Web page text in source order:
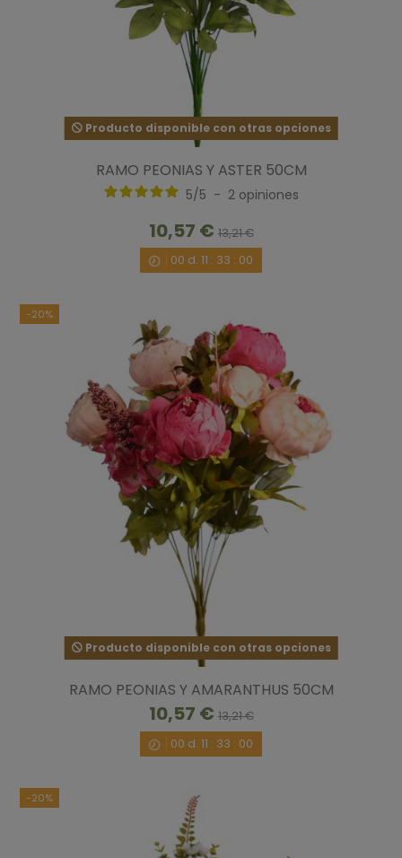
Producto disponible con otras opciones
RAMO PEONIAS Y ASTER 50CM
5/5 - 2 opiniones
10,57 €13,21 €
00 d. 11 : 32 : 59
-20%
Producto disponible con otras opciones
RAMO PEONIAS Y AMARANTHUS 50CM
10,57 €13,21 €
00 d. 11 : 32 : 59
-20%